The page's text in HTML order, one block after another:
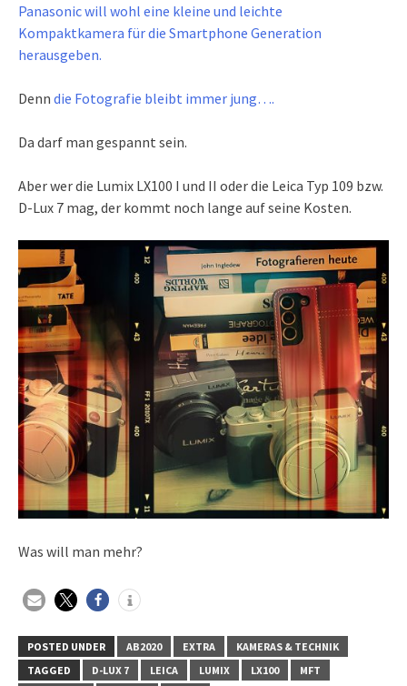
Panasonic will wohl eine kleine und leichte
Kompaktkamera für die Smartphone Generation
herausgeben.
Denn die Fotografie bleibt immer jung….
Da darf man gespannt sein.
Aber wer die Lumix LX100 I und II oder die Leica Typ 109 bzw.
D-Lux 7 mag, der kommt noch lange auf seine Kosten.
Was will man mehr?
POSTED UNDER AB2020 EXTRA
KAMERAS & TECHNIK
TAGGED
D-LUX 7 LEICA LUMIX LX100
MFT